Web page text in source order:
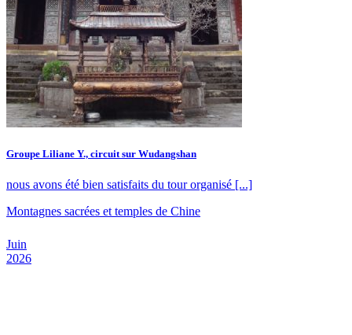
Groupe Liliane Y., circuit sur Wudangshan
nous avons été bien satisfaits du tour organisé [...]
Montagnes sacrées et temples de Chine
Juin
2026